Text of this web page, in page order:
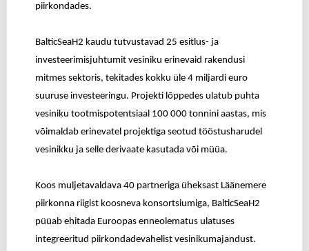
piirkondades.
BalticSeaH2 kaudu tutvustavad 25 esitlus- ja
investeerimisjuhtumit vesiniku erinevaid rakendusi
mitmes sektoris, tekitades kokku üle 4 miljardi euro
suuruse investeeringu. Projekti lõppedes ulatub puhta
vesiniku tootmispotentsiaal 100 000 tonnini aastas, mis
võimaldab erinevatel projektiga seotud tööstusharudel
vesinikku ja selle derivaate kasutada või müüa.
Koos muljetavaldava 40 partneriga üheksast Läänemere
piirkonna riigist koosneva konsortsiumiga, BalticSeaH2
püüab ehitada Euroopas enneolematus ulatuses
integreeritud piirkondadevahelist vesinikumajandust.